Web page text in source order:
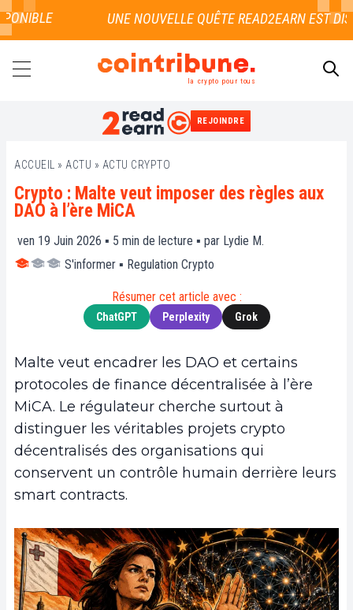
la crypto pour tous
REJOINDRE
ACCUEIL » ACTU » ACTU CRYPTO
Crypto : Malte veut imposer des règles aux
DAO à l’ère MiCA
ven 19 Juin 2026 ▪ 5 min de lecture ▪ par Lydie M.
S'informer ▪ Regulation Crypto
Résumer cet article avec :
ChatGPT Perplexity Grok
Malte veut encadrer les DAO et certains
protocoles de finance décentralisée à l’ère
MiCA. Le régulateur cherche surtout à
distinguer les véritables projets crypto
décentralisés des organisations qui
conservent un contrôle humain derrière leurs
smart contracts.